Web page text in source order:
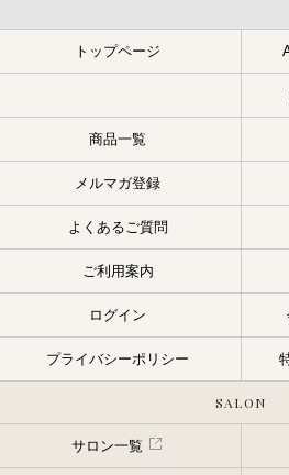
トップページ
商品一覧
メルマガ登録
よくあるご質問
ご利用案内
ログイン
プライバシーポリシー
SALON
サロン一覧